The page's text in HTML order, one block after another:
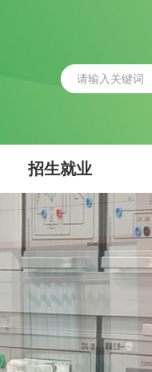
招生就业